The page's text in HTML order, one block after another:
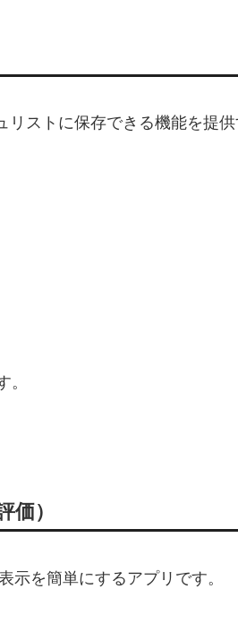
ストに保存できる機能を提供
。
）
示を簡単にするアプリです。